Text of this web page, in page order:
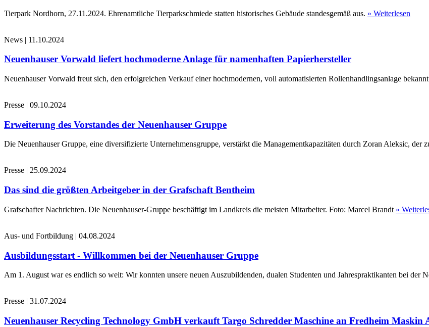
Tierpark Nordhorn, 27.11.2024. Ehrenamtliche Tierparkschmiede statten historisches Gebäude standesgemäß aus. » Weiterlesen
News | 11.10.2024
Neuenhauser Vorwald liefert hochmoderne Anlage für namenhaften Papierhersteller
Neuenhauser Vorwald freut sich, den erfolgreichen Verkauf einer hochmodernen, voll automatisierten Rollenhandlingsanlage
Presse | 09.10.2024
Erweiterung des Vorstandes der Neuenhauser Gruppe
Die Neuenhauser Gruppe, eine diversifizierte Unternehmensgruppe, verstärkt die Managementkapazitäten durch Zoran Aleksic, der
Presse | 25.09.2024
Das sind die größten Arbeitgeber in der Grafschaft Bentheim
Grafschafter Nachrichten. Die Neuenhauser-Gruppe beschäftigt im Landkreis die meisten Mitarbeiter. Foto: Marcel Brandt »
Aus- und Fortbildung | 04.08.2024
Ausbildungsstart - Willkommen bei der Neuenhauser Gruppe
Am 1. August war es endlich so weit: Wir konnten unsere neuen Auszubildenden, dualen Studenten und Jahrespraktikanten bei der
Presse | 31.07.2024
Neuenhauser Recycling Technology GmbH verkauft Targo Schredder Maschine an Fredheim Maskin